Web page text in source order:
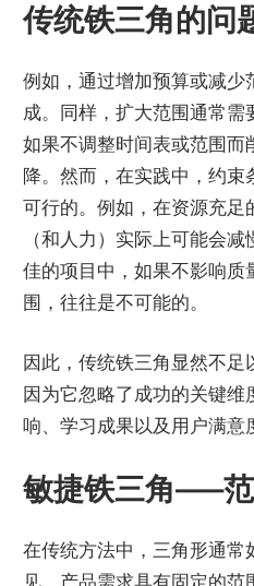
传统铁三角的问
例如，通过增加预算或减少
成。同样，扩大范围通常需
如果不调整时间表或范围而
降。然而，在实践中，约束
可行的。例如，在资源充足
（和人力）实际上可能会
佳的项目中，如果不影响质
围，往往是不可能的。
因此，传统铁三角显然不足
因为它忽略了成功的关键维
响、学习成果以及用户满意
敏捷铁三角——
在传统方法中，三角形通常
见，产品需求具有固定的